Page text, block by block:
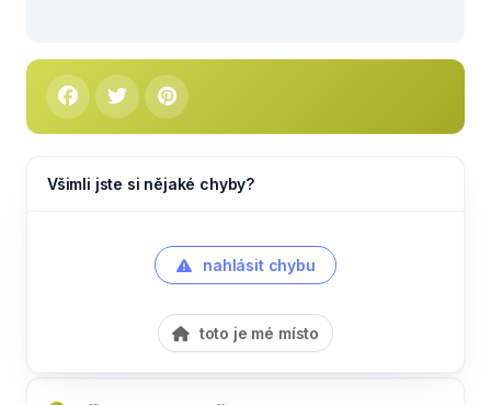
Všimli jste si nějaké chyby?
nahlásit chybu
toto je mé místo